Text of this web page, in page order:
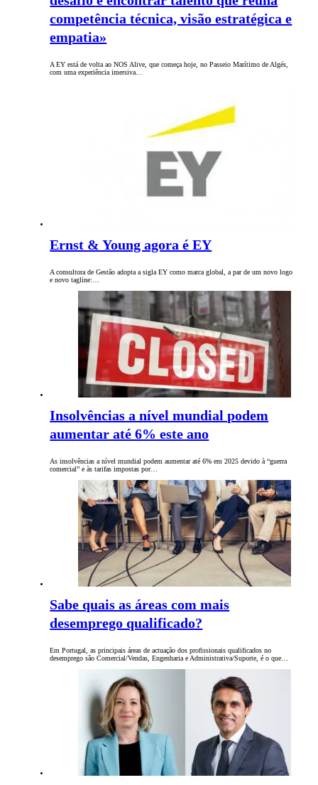
competência técnica, visão estratégica e
empatia»
A EY está de volta ao NOS Alive, que começa hoje, no Passeio Marítimo de Algés,
com uma experiência imersiva…
Ernst & Young agora é EY
A consultora de Gestão adopta a sigla EY como marca global, a par de um novo logo
e novo tagline:…
Insolvências a nível mundial podem
aumentar até 6% este ano
As insolvências a nível mundial podem aumentar até 6% em 2025 devido à “guerra
comercial” e às tarifas impostas por…
Sabe quais as áreas com mais
desemprego qualificado?
Em Portugal, as principais áreas de actuação dos profissionais qualificados no
desemprego são Comercial/Vendas, Engenharia e Administrativa/Suporte, é o que…